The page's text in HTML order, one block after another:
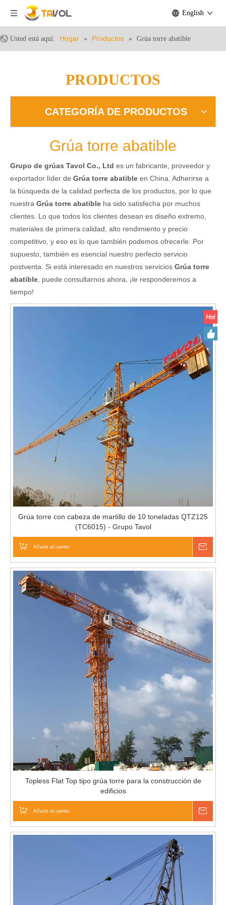
English
Usted está aquí: Hogar » Productos » Grúa torre abatible
PRODUCTOS
CATEGORÍA DE PRODUCTOS
Grúa torre abatible
Grupo de grúas Tavol Co., Ltd es un fabricante, proveedor y
exportador líder de Grúa torre abatible en China. Adherirse a
la búsqueda de la calidad perfecta de los productos, por lo que
nuestra Grúa torre abatible ha sido satisfecha por muchos
clientes. Lo que todos los clientes desean es diseño extremo,
materiales de primera calidad, alto rendimiento y precio
competitivo, y eso es lo que también podemos ofrecerle. Por
supuesto, también es esencial nuestro perfecto servicio
postventa. Si está interesado en nuestros servicios Grúa torre
abatible , puede consultarnos ahora, ¡le responderemos a
tiempo!
Grúa torre con cabeza de martillo de 10 toneladas QTZ125
(TC6015) - Grupo Tavol
Añadir al carrito
Topless Flat Top tipo grúa torre para la construcción de
edificios
Añadir al carrito